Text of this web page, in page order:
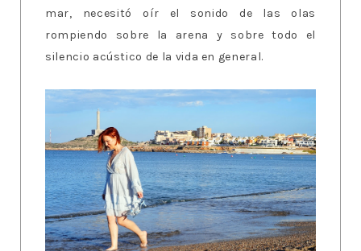
mar, necesitó oír el sonido de las olas
rompiendo sobre la arena y sobre todo el
silencio acústico de la vida en general.